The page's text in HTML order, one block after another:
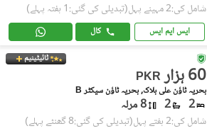
شامل کی:2 مہینے پہل (تبدیلی کی گئی:1 ہفتہ پہلے)
ایس ایم ایس کال
ٹائیٹینیم
PKR 60 ہزار
بحریہ ٹاؤن علی بلاک, بحریہ ٹاؤن سیکٹر B
2
2 8 مرلہ
شامل کی:2 ہفتے پہل (تبدیلی کی گئی:8 گھنٹے پہلے)